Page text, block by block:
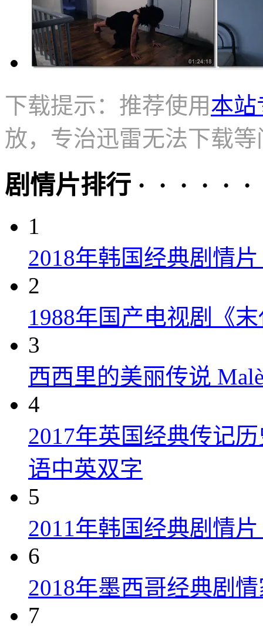
下载提示：推荐使用本站
放，专治迅雷无法下载等
剧情片排行 · · · · · ·
1
2018年韩国经典剧情
2
1988年国产电视剧《
3
西西里的美丽传说
4
2017年英国经典传记
语中英双字
5
2011年韩国经典剧情
6
2018年墨西哥经典剧
7